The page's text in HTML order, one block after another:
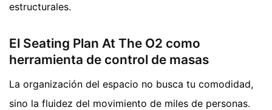
estructurales.
El Seating Plan At The O2 como
herramienta de control de masas
La organización del espacio no busca tu comodidad,
sino la fluidez del movimiento de miles de personas.